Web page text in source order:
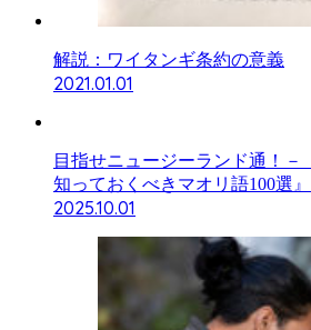
解説：ワイタンギ条約の意義
2021.01.01
目指せニュージーランド通！－
知っておくべきマオリ語100選』
2025.10.01